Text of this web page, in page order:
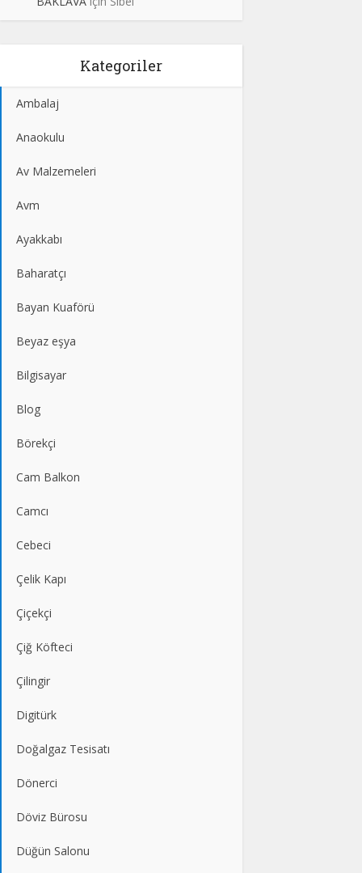
Kategoriler
Ambalaj
Anaokulu
Av Malzemeleri
Avm
Ayakkabı
Baharatçı
Bayan Kuaförü
Beyaz eşya
Bilgisayar
Blog
Börekçi
Cam Balkon
Camcı
Cebeci
Çelik Kapı
Çiçekçi
Çiğ Köfteci
Çilingir
Digitürk
Doğalgaz Tesisatı
Dönerci
Döviz Bürosu
Düğün Salonu